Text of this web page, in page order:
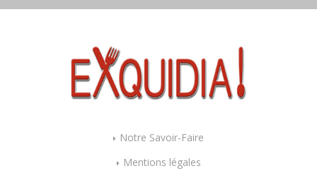
d'Ardèche "Petite
châtaigne" BIO
vegan sans
allergènes sans
maïs Exquidia :
BIO. Sans les 14
allergènes majeurs
Notre Savoir-Faire
Mentions légales